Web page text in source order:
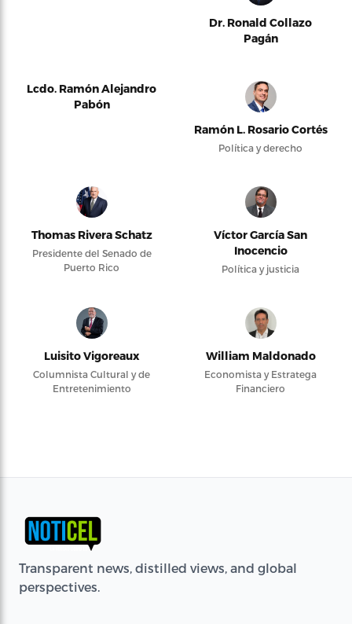
Dr. Ronald Collazo
Pagán
Lcdo. Ramón Alejandro
Pabón
Ramón L. Rosario Cortés
Política y derecho
Thomas Rivera Schatz
Presidente del Senado de
Puerto Rico
Víctor García San
Inocencio
Política y justicia
Luisito Vigoreaux
Columnista Cultural y de
Entretenimiento
William Maldonado
Economista y Estratega
Financiero
Transparent news, distilled views, and global
perspectives.